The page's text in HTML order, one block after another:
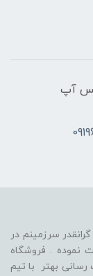
واتس آپ
گرانقدر سرزمینم در
نموده . فروشگاه
بهتر با تیم